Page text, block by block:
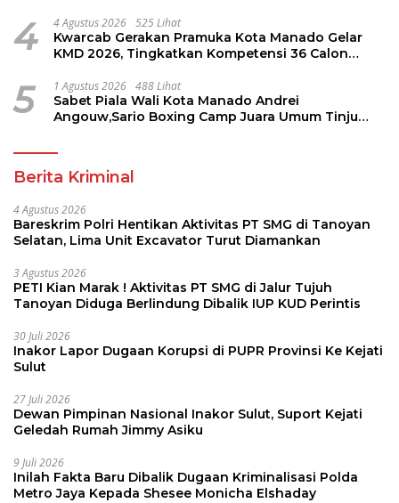
4 4 Agustus 2026 525 Lihat
Kwarcab Gerakan Pramuka Kota Manado Gelar
KMD 2026, Tingkatkan Kompetensi 36 Calon
5 1 Agustus 2026 488 Lihat
Sabet Piala Wali Kota Manado Andrei
Angouw,Sario Boxing Camp Juara Umum Tinju
Berita Kriminal
4 Agustus 2026
Bareskrim Polri Hentikan Aktivitas PT SMG di Tanoyan
Selatan, Lima Unit Excavator Turut Diamankan
3 Agustus 2026
PETI Kian Marak ! Aktivitas PT SMG di Jalur Tujuh
Tanoyan Diduga Berlindung Dibalik IUP KUD Perintis
30 Juli 2026
Inakor Lapor Dugaan Korupsi di PUPR Provinsi Ke Kejati
Sulut
27 Juli 2026
Dewan Pimpinan Nasional Inakor Sulut, Suport Kejati
Geledah Rumah Jimmy Asiku
9 Juli 2026
Inilah Fakta Baru Dibalik Dugaan Kriminalisasi Polda
Metro Jaya Kepada Shesee Monicha Elshaday